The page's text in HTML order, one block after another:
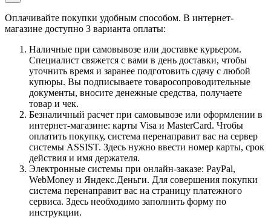
Оплачивайте покупки удобным способом. В интернет-
магазине доступно 3 варианта оплаты:
Наличные при самовывозе или доставке курьером.
Специалист свяжется с вами в день доставки, чтобы
уточнить время и заранее подготовить сдачу с любой
купюры. Вы подписываете товаросопроводительные
документы, вносите денежные средства, получаете
товар и чек.
Безналичный расчет при самовывозе или оформлении в
интернет-магазине: карты Visa и MasterCard. Чтобы
оплатить покупку, система перенаправит вас на сервер
системы ASSIST. Здесь нужно ввести номер карты, срок
действия и имя держателя.
Электронные системы при онлайн-заказе: PayPal,
WebMoney и Яндекс.Деньги. Для совершения покупки
система перенаправит вас на страницу платежного
сервиса. Здесь необходимо заполнить форму по
инструкции.